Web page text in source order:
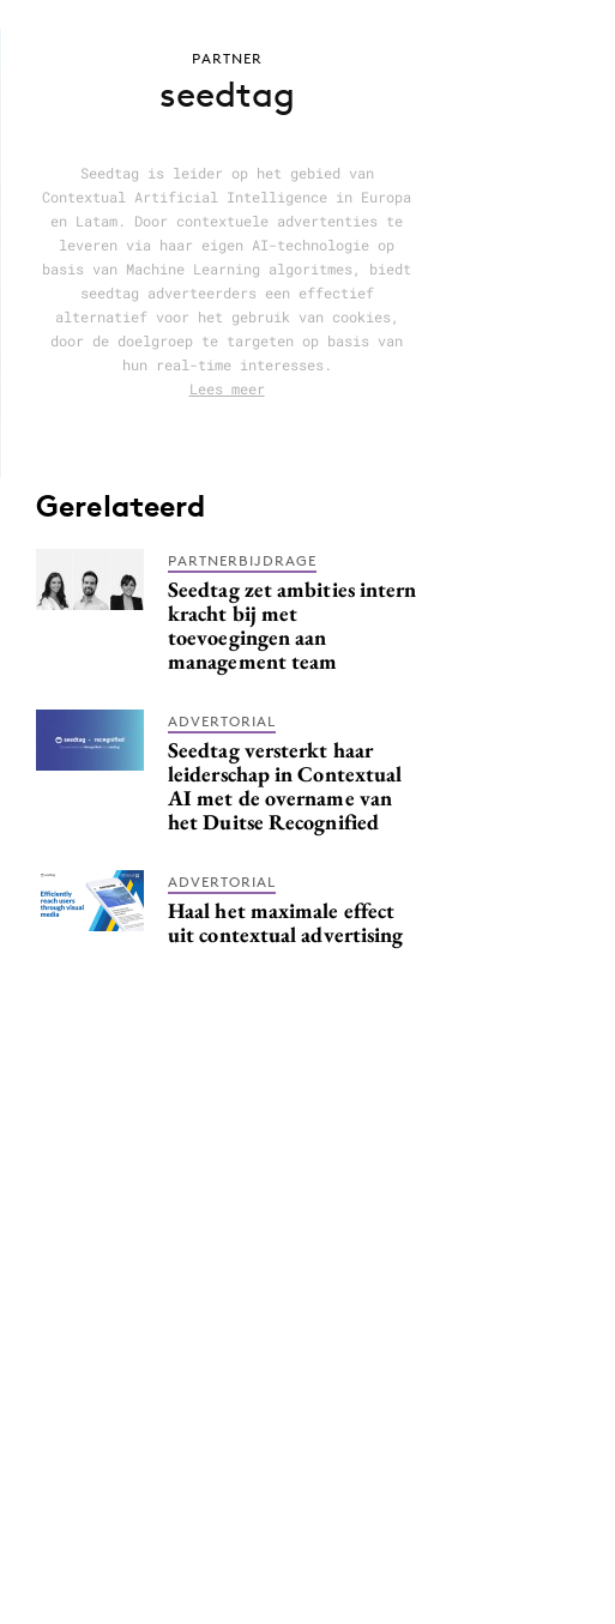
PARTNER
seedtag
Seedtag is leider op het gebied van
Contextual Artificial Intelligence in Europa
en Latam. Door contextuele advertenties te
leveren via haar eigen AI-technologie op
basis van Machine Learning algoritmes, biedt
seedtag adverteerders een effectief
alternatief voor het gebruik van cookies,
door de doelgroep te targeten op basis van
hun real-time interesses.
Lees meer
Gerelateerd
PARTNERBIJDRAGE
Seedtag zet ambities intern
kracht bij met
toevoegingen aan
management team
ADVERTORIAL
Seedtag versterkt haar
leiderschap in Contextual
AI met de overname van
het Duitse Recognified
ADVERTORIAL
Haal het maximale effect
uit contextual advertising